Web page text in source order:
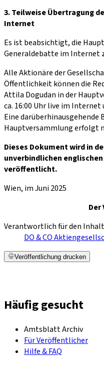
3. Teilweise Übertragung
Internet
Es ist beabsichtigt, die
Generaldebatte im Internet
Alle Aktionäre der
Öffentlichkeit können die
Attila Dogudan in der
ca. 16:00 Uhr live im
Eine
Hauptversammlung erfolgt
Dieses Dokument wird in
unverbindlichen
veröffentlicht.
Wien, im
Der
Verantwortlich für den
DO & CO
Veröffentlichung drucken
Häufig gesucht
Amtsblatt Archiv
Für Veröffentlicher
Hilfe & FAQ